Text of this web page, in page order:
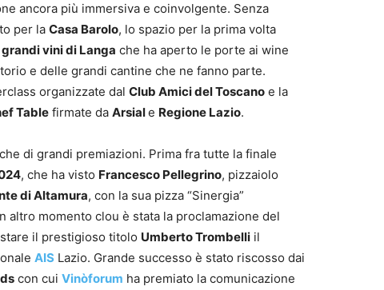
ancora più immersiva e coinvolgente. Senza
per la Casa Barolo, lo spazio per la prima volta
vini di Langa che ha aperto le porte ai wine
e delle grandi cantine che ne fanno parte.
organizzate dal Club Amici del Toscano e la
Table firmate da Arsiale Regione Lazio.
di grandi premiazioni. Prima fra tutte la finale
, che ha visto Francesco Pellegrino, pizzaiolo
di Altamura, con la sua pizza “Sinergia”
momento clou è stata la proclamazione del
il prestigioso titolo Umberto Trombelli il
AIS Lazio. Grande successo è stato riscosso dai
con cui Vinòforum ha premiato la comunicazione